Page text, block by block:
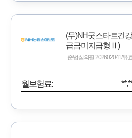
(무)NH굿스타트건
급금미지급형Ⅱ)
준법심의필:202602041/유
월보험료: